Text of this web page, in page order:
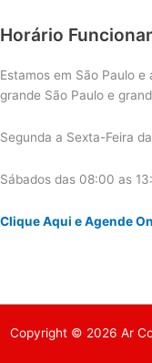
Horário
Estamos em São Paulo
grande São Paulo e
Segunda a Sexta-Feira
Sábados das 08:00 as
Clique Aqui e Agende
Copyright © 2026 Ar